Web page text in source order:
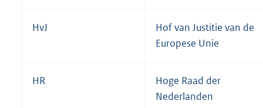
HvJ
Hof van Justitie van de
Europese Unie
HR
Hoge Raad der
Nederlanden